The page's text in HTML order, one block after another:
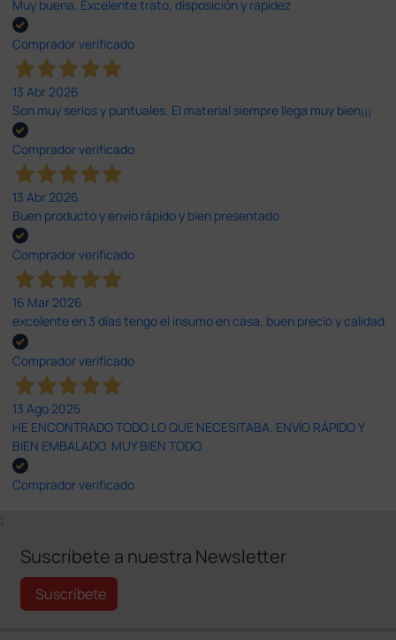
Muy buena. Excelente trato, disposición y rapidez
Comprador verificado
13 Abr 2026
Son muy serios y puntuales. El material siempre llega muy bien¡¡¡
Comprador verificado
13 Abr 2026
Buen producto y envío rápido y bien presentado
Comprador verificado
16 Mar 2026
excelente en 3 días tengo el insumo en casa, buen precio y calidad
Comprador verificado
13 Ago 2025
HE ENCONTRADO TODO LO QUE NECESITABA. ENVÍO RÁPIDO Y
BIEN EMBALADO. MUY BIEN TODO.
Comprador verificado
;
Suscríbete a nuestra Newsletter
Suscríbete